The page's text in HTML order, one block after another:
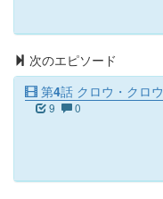
次のエピソード
第4話 クロウ・クロウ
9 0